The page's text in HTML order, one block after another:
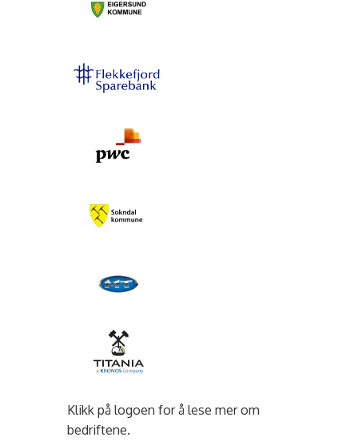
Klikk på logoen for å lese mer om
bedriftene.